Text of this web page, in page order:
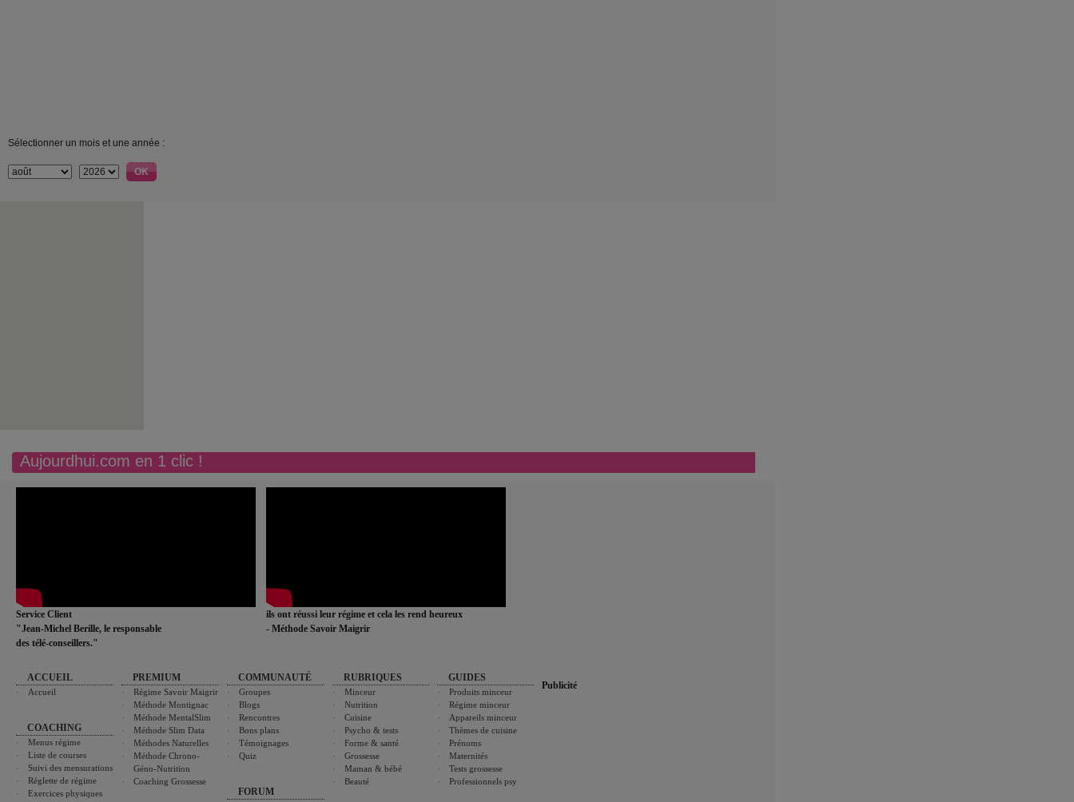
Sélectionner un mois et une année :
Aujourdhui.com en 1 clic !
Service Client
"Jean-Michel Berille, le responsable
des télé-conseillers."
ils ont réussi leur régime et cela les rend heureux
- Méthode Savoir Maigrir
ACCUEIL
Accueil
COACHING
Menus régime
Liste de courses
Suivi des mensurations
Réglette de régime
Exercices physiques
PREMIUM
Régime Savoir Maigrir
Méthode Montignac
Méthode MentalSlim
Méthode Slim Data
Méthodes Naturelles
Méthode Chrono-
Géno-Nutrition
Coaching Grossesse
COMMUNAUTÉ
Groupes
Blogs
Rencontres
Bons plans
Témoignages
Quiz
FORUM
RUBRIQUES
Minceur
Nutrition
Cuisine
Psycho & tests
Forme & santé
Grossesse
Maman & bébé
Beauté
GUIDES
Produits minceur
Régime minceur
Appareils minceur
Thèmes de cuisine
Prénoms
Maternités
Tests grossesse
Professionnels psy
Publicité